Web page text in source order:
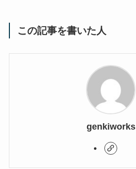
この記事を書いた人
genkiworks